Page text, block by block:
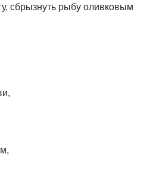
сбрызнуть рыбу оливковым